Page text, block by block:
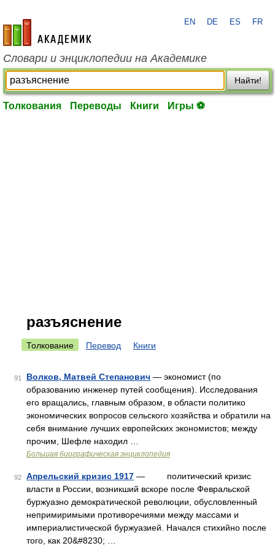
academic.ru
EN DE ES FR
Словари и энциклопедии на Академике
Найти!
Толкования Переводы Книги Игры ⚽
разъяснение
Толкование Перевод Книги
91 Волков, Матвей Степанович — экономист (по
образованию инженер путей сообщения). Исследования
его вращались, главным образом, в области политико
экономических вопросов сельского хозяйства и обратили на
себя внимание лучших европейских экономистов; между
прочим, Шефле находил …
Большая биографическая энциклопедия
92 Апрельский кризис 1917 — политический кризис
власти в России, возникший вскоре после Февральской
буржуазно демократической революции, обусловленный
непримиримыми противоречиями между массами и
империалистической буржуазией. Начался стихийно после
того, как 20&#8230; …